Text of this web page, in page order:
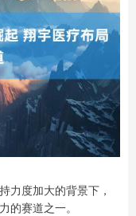
力度加大的背景下，
的赛道之一。